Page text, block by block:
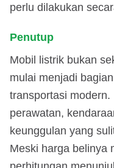
perlu dilakukan
Penutup
Mobil listrik bukan
mulai menjadi
transportasi
perawatan,
keunggulan yang
Meski harga belinya